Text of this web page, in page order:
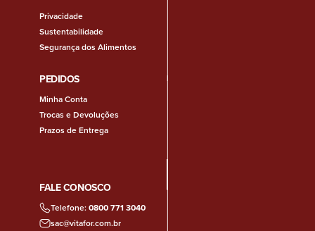
Privacidade
Sustentabilidade
Segurança dos Alimentos
PEDIDOS
Minha Conta
Trocas e Devoluções
Prazos de Entrega
FALE CONOSCO
Telefone:0800 771 3040
sac@vitafor.com.br